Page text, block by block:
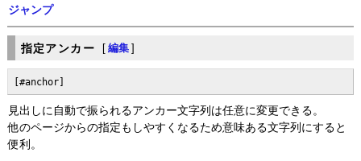
ジャンプ
指定アンカー [ 編集 ]
[#anchor]
見出しに自動で振られるアンカー文字列は任意に変更できる。
他のページからの指定もしやすくなるため意味ある文字列にすると
便利。